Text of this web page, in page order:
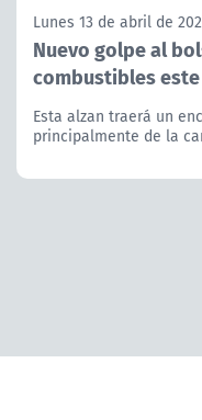
Lunes 13 de abril de
Nuevo golpe al
combustibles
Esta alzan traerá un
principalmente de la